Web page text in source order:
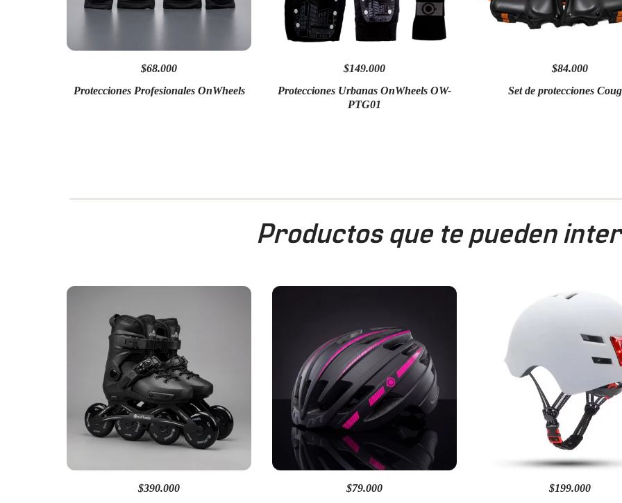
$68.000
Protecciones Profesionales OnWheels
$149.000
Protecciones Urbanas OnWheels OW-
PTG01
$84.000
Set de protecciones
Productos que te pueden
$390.000 $79.000 $199.000